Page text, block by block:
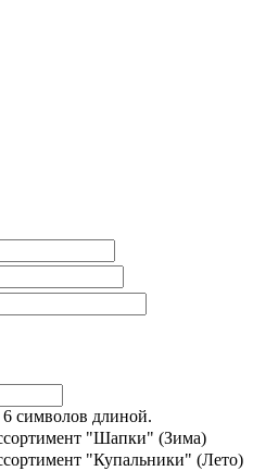
символов длиной.
"Шапки" (Зима)
"Купальники" (Лето)